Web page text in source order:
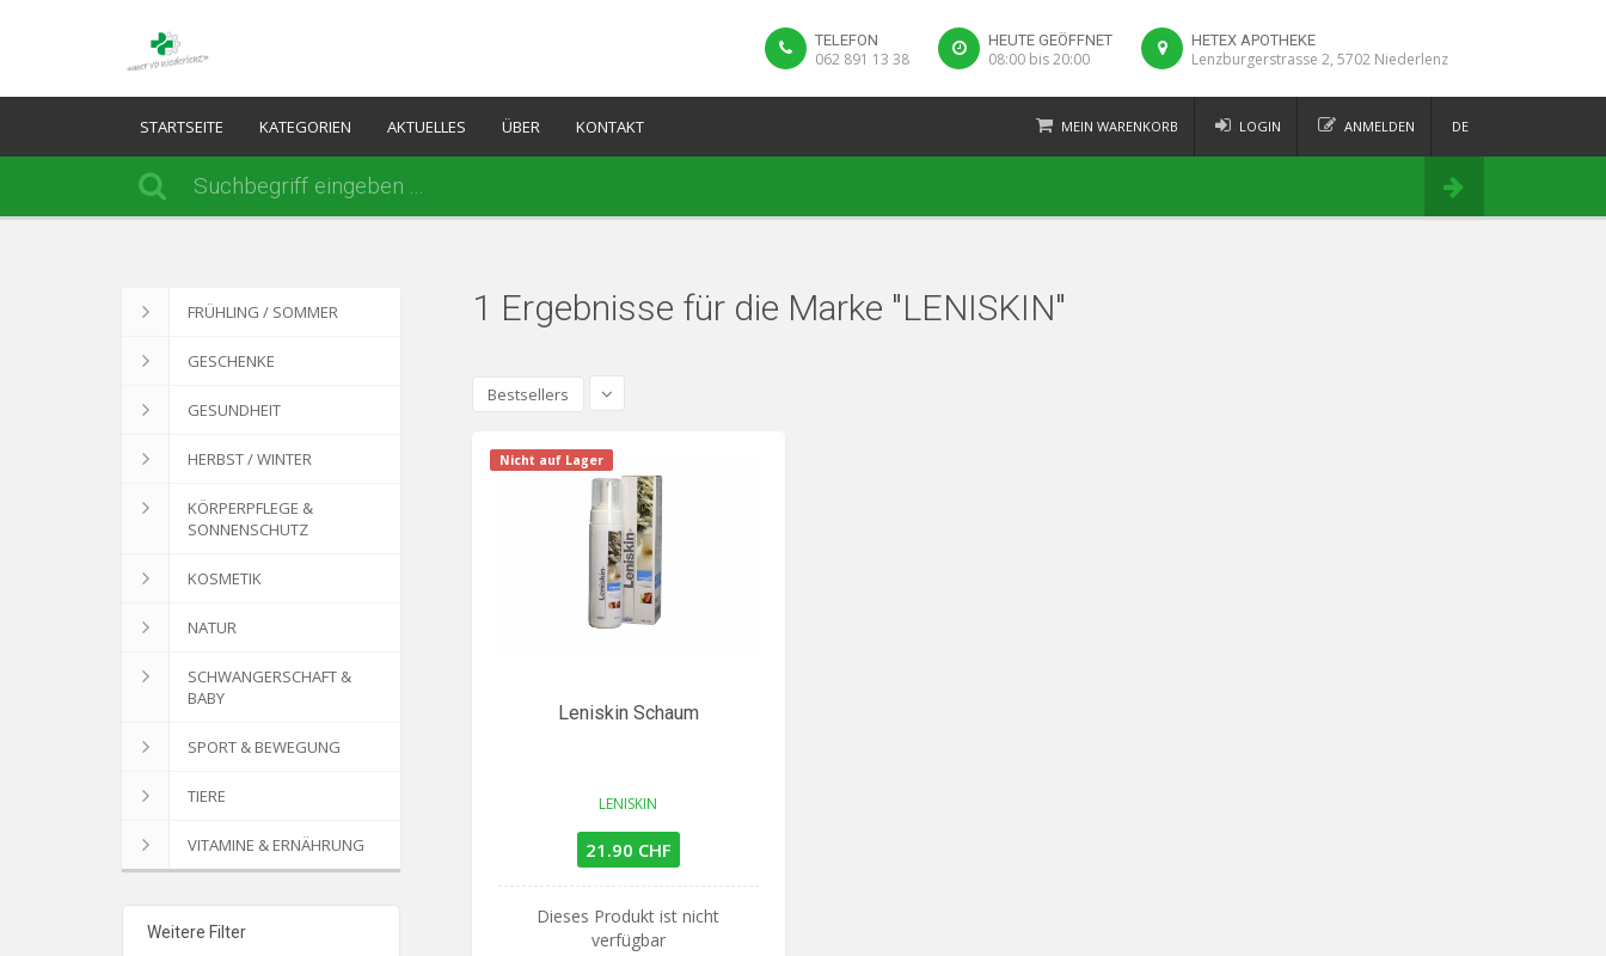
TELEFON
062 891 13 38
HEUTE GEÖFFNET
08:00 bis 20:00
HETEX APOTHEKE
Lenzburgerstrasse 2, 5702 Niederlenz
STARTSEITE KATEGORIEN AKTUELLES ÜBER KONTAKT MEIN WARENKORB LOGIN ANMELDEN DE
FRÜHLING / SOMMER
GESCHENKE
GESUNDHEIT
HERBST / WINTER
KÖRPERPFLEGE &
SONNENSCHUTZ
KOSMETIK
NATUR
SCHWANGERSCHAFT &
BABY
SPORT & BEWEGUNG
TIERE
VITAMINE & ERNÄHRUNG
Weitere Filter
1 Ergebnisse für die Marke "LENISKIN"
Bestsellers
Nicht auf Lager
Leniskin Schaum
LENISKIN
21.90 CHF
Dieses Produkt ist nicht
verfügbar